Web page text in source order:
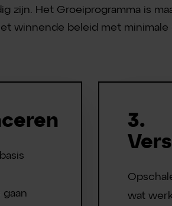
zijn. Het Groeiprogramma is
winnende beleid met
gaan
3.
wat